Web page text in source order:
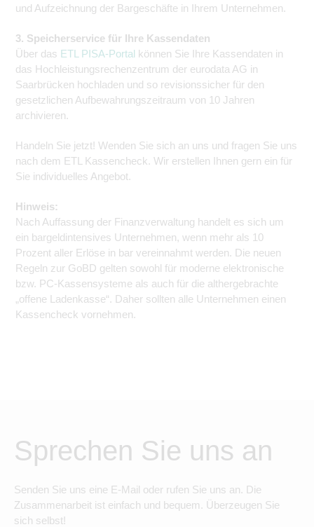
und Aufzeichnung der Bargeschäfte in Ihrem Unternehmen.
3. Speicherservice für Ihre Kassendaten
Über das ETL PISA-Portal können Sie Ihre Kassendaten in
das Hochleistungsrechenzentrum der eurodata AG in
Saarbrücken hochladen und so revisionssicher für den
gesetzlichen Aufbewahrungszeitraum von 10 Jahren
archivieren.
Handeln Sie jetzt! Wenden Sie sich an uns und fragen Sie uns
nach dem ETL Kassencheck. Wir erstellen Ihnen gern ein für
Sie individuelles Angebot.
Hinweis:
Nach Auffassung der Finanzverwaltung handelt es sich um
ein bargeldintensives Unternehmen, wenn mehr als 10
Prozent aller Erlöse in bar vereinnahmt werden. Die neuen
Regeln zur GoBD gelten sowohl für moderne elektronische
bzw. PC-Kassensysteme als auch für die althergebrachte
„offene Ladenkasse“. Daher sollten alle Unternehmen einen
Kassencheck vornehmen.
Sprechen Sie uns an
Senden Sie uns eine E-Mail oder rufen Sie uns an. Die
Zusammenarbeit ist einfach und bequem. Überzeugen Sie
sich selbst!